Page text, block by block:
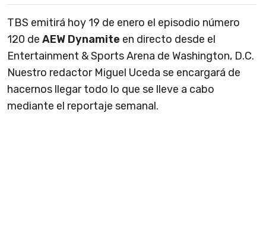
TBS emitirá hoy 19 de enero el episodio número
120 de AEW Dynamite en directo desde el
Entertainment & Sports Arena de Washington, D.C.
Nuestro redactor Miguel Uceda se encargará de
hacernos llegar todo lo que se lleve a cabo
mediante el reportaje semanal.